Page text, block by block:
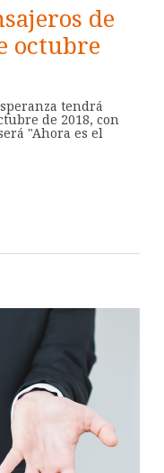
de
octubre
tendrá
de 2018, con
"Ahora es el